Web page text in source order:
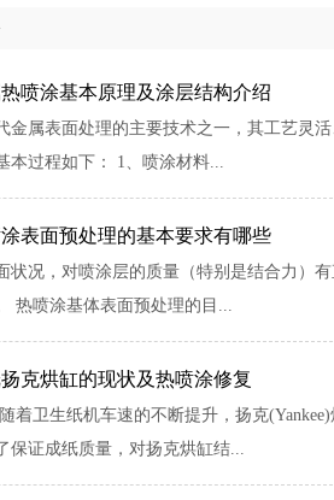
喷涂基本原理及涂层结构介绍
金属表面处理的主要技术之一，其工艺灵
本过程如下： 1、喷涂材料...
表面预处理的基本要求有哪些
状况，对喷涂层的质量（特别是结合力）
热喷涂基体表面预处理的目...
克烘缸的现状及热喷涂修复
着卫生纸机车速的不断提升，扬克
保证成纸质量，对扬克烘缸结...